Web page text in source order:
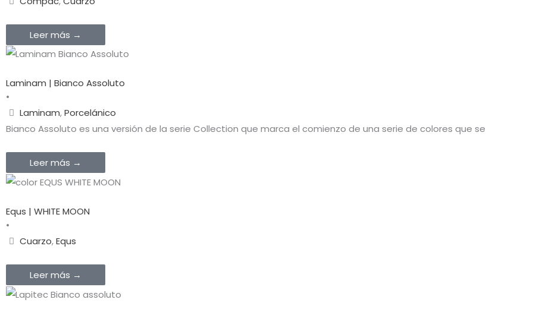
Leer más →
Laminam | Bianco Assoluto
•
Laminam,Porcelánico
Bianco Assoluto es una versión de la serie Collection que marca el comienzo de una serie de colores que se
Leer más →
Equs | WHITE MOON
•
Cuarzo,Equs
Leer más →